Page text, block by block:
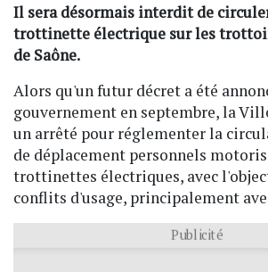
Il sera désormais interdit de
trottinette électrique sur les
de Saône.
Alors qu'un futur décret a été
gouvernement en septembre, la
un arrêté pour réglementer la
de déplacement personnels
trottinettes électriques, avec
conflits d'usage, principalement
Publicité